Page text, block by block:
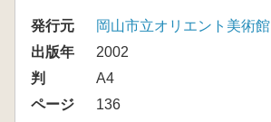
発行元
岡山市立オリエント美術館
出版年
2002
判
A4
ページ
136